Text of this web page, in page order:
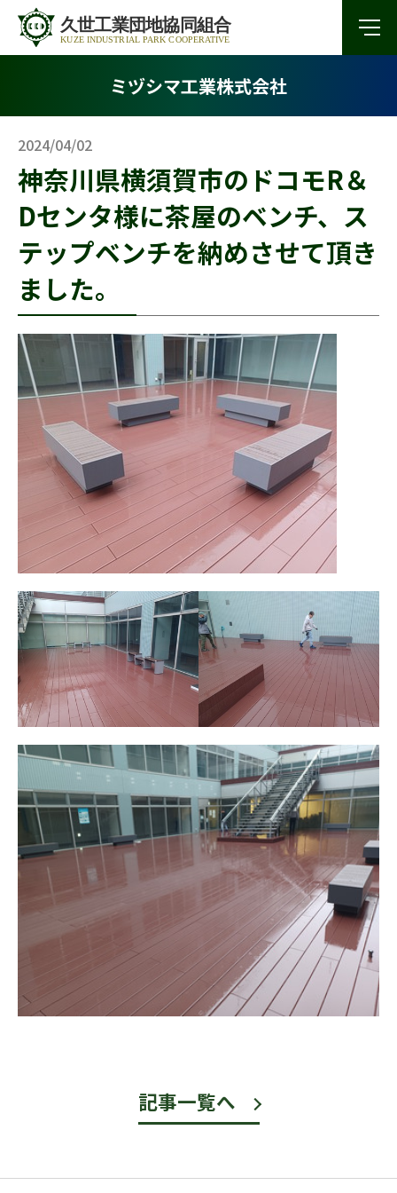
ミヅシマ工業株式会社
2024/04/02
神奈川県横須賀市のドコモR＆
Dセンタ様に茶屋のベンチ、ス
テップベンチを納めさせて頂き
ました。
記事一覧へ